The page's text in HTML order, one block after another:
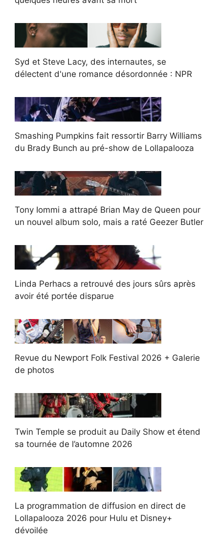
Syd et Steve Lacy, des internautes, se
délectent d'une romance désordonnée : NPR
Smashing Pumpkins fait ressortir Barry Williams
du Brady Bunch au pré-show de Lollapalooza
Tony Iommi a attrapé Brian May de Queen pour
un nouvel album solo, mais a raté Geezer Butler
Linda Perhacs a retrouvé des jours sûrs après
avoir été portée disparue
Revue du Newport Folk Festival 2026 + Galerie
de photos
Twin Temple se produit au Daily Show et étend
sa tournée de l’automne 2026
La programmation de diffusion en direct de
Lollapalooza 2026 pour Hulu et Disney+
dévoilée